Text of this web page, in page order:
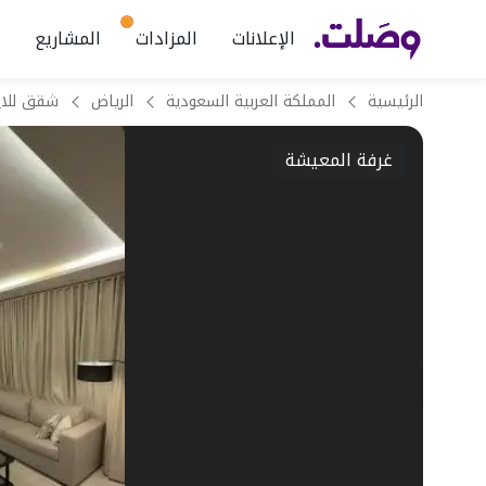
الإعلانات المزادات المشاريع
الرئيسية المملكة العربية السعودية الرياض
غرفة المعيشة